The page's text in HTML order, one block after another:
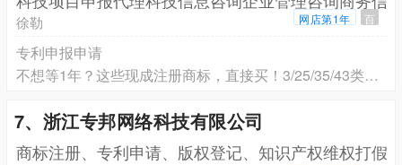
息咨询
徐勒 网店第1年 百
专利申报申请
不想等1年？这些现成注册商标，直接买！3/25/35/43类都有
7、浙江专邦网络科技有限公司
商标注册、专利申请、版权登记、知识产权维权打假